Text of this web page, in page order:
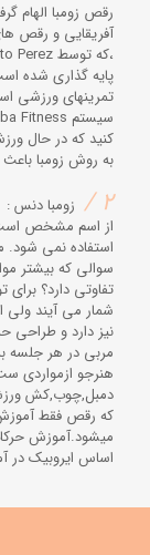
رقص زومبا الهام
پایه گذاری شده
تمرینهای ورزشی
کنید که در حال
به روش زومبا
2 /
زومبا دنس :
از اسم مشخص
استفاده نمی شود.
سوالی که بیشتر
تفاوتی دارد؟
شمار می آیند ولی
نیز دارد و طراحی
مربی در هر جلسه
هنرجو ازمواردی
دمبل,چوب,کش
که رقص فقط
میشود.آموزش
اساس ایروبیک در